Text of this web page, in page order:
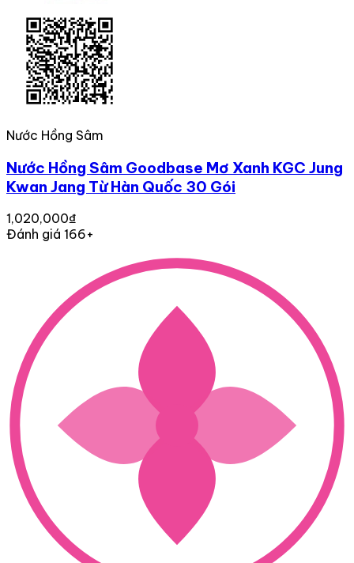
Nước Hồng Sâm
Nước Hồng Sâm Goodbase Mơ Xanh KGC Jung
Kwan Jang Từ Hàn Quốc 30 Gói
1,020,000₫
Đánh giá 166+